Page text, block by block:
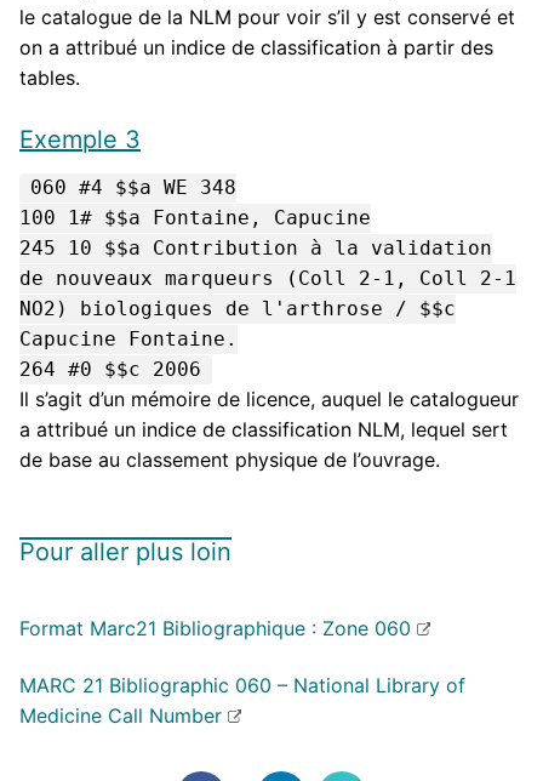
le catalogue de la NLM pour voir s’il y est conservé et
on a attribué un indice de classification à partir des
tables.
Exemple 3
060 #4 $$a WE 348
100 1# $$a Fontaine, Capucine
245 10 $$a Contribution à la validation
de nouveaux marqueurs (Coll 2-1, Coll 2-1
NO2) biologiques de l'arthrose / $$c
Capucine Fontaine.
264 #0 $$c 2006
Il s’agit d’un mémoire de licence, auquel le catalogueur
a attribué un indice de classification NLM, lequel sert
de base au classement physique de l’ouvrage.
Pour aller plus loin
Format Marc21 Bibliographique : Zone 060
MARC 21 Bibliographic 060 – National Library of
Medicine Call Number